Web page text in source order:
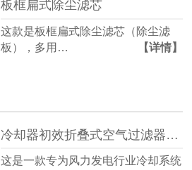
板框扁式除尘滤芯
这款是板框扁式除尘滤芯（除尘滤
板），多用…
【详情】
冷却器初效折叠式空气过滤器(黄色阻燃滤料)
这是一款专为风力发电行业冷却系统